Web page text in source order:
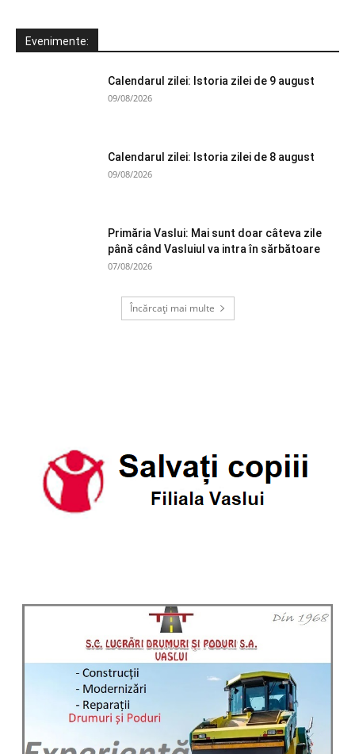
Evenimente:
Calendarul zilei: Istoria zilei de 9 august
09/08/2026
Calendarul zilei: Istoria zilei de 8 august
09/08/2026
Primăria Vaslui: Mai sunt doar câteva zile
până când Vasluiul va intra în sărbătoare
07/08/2026
Încărcați mai multe